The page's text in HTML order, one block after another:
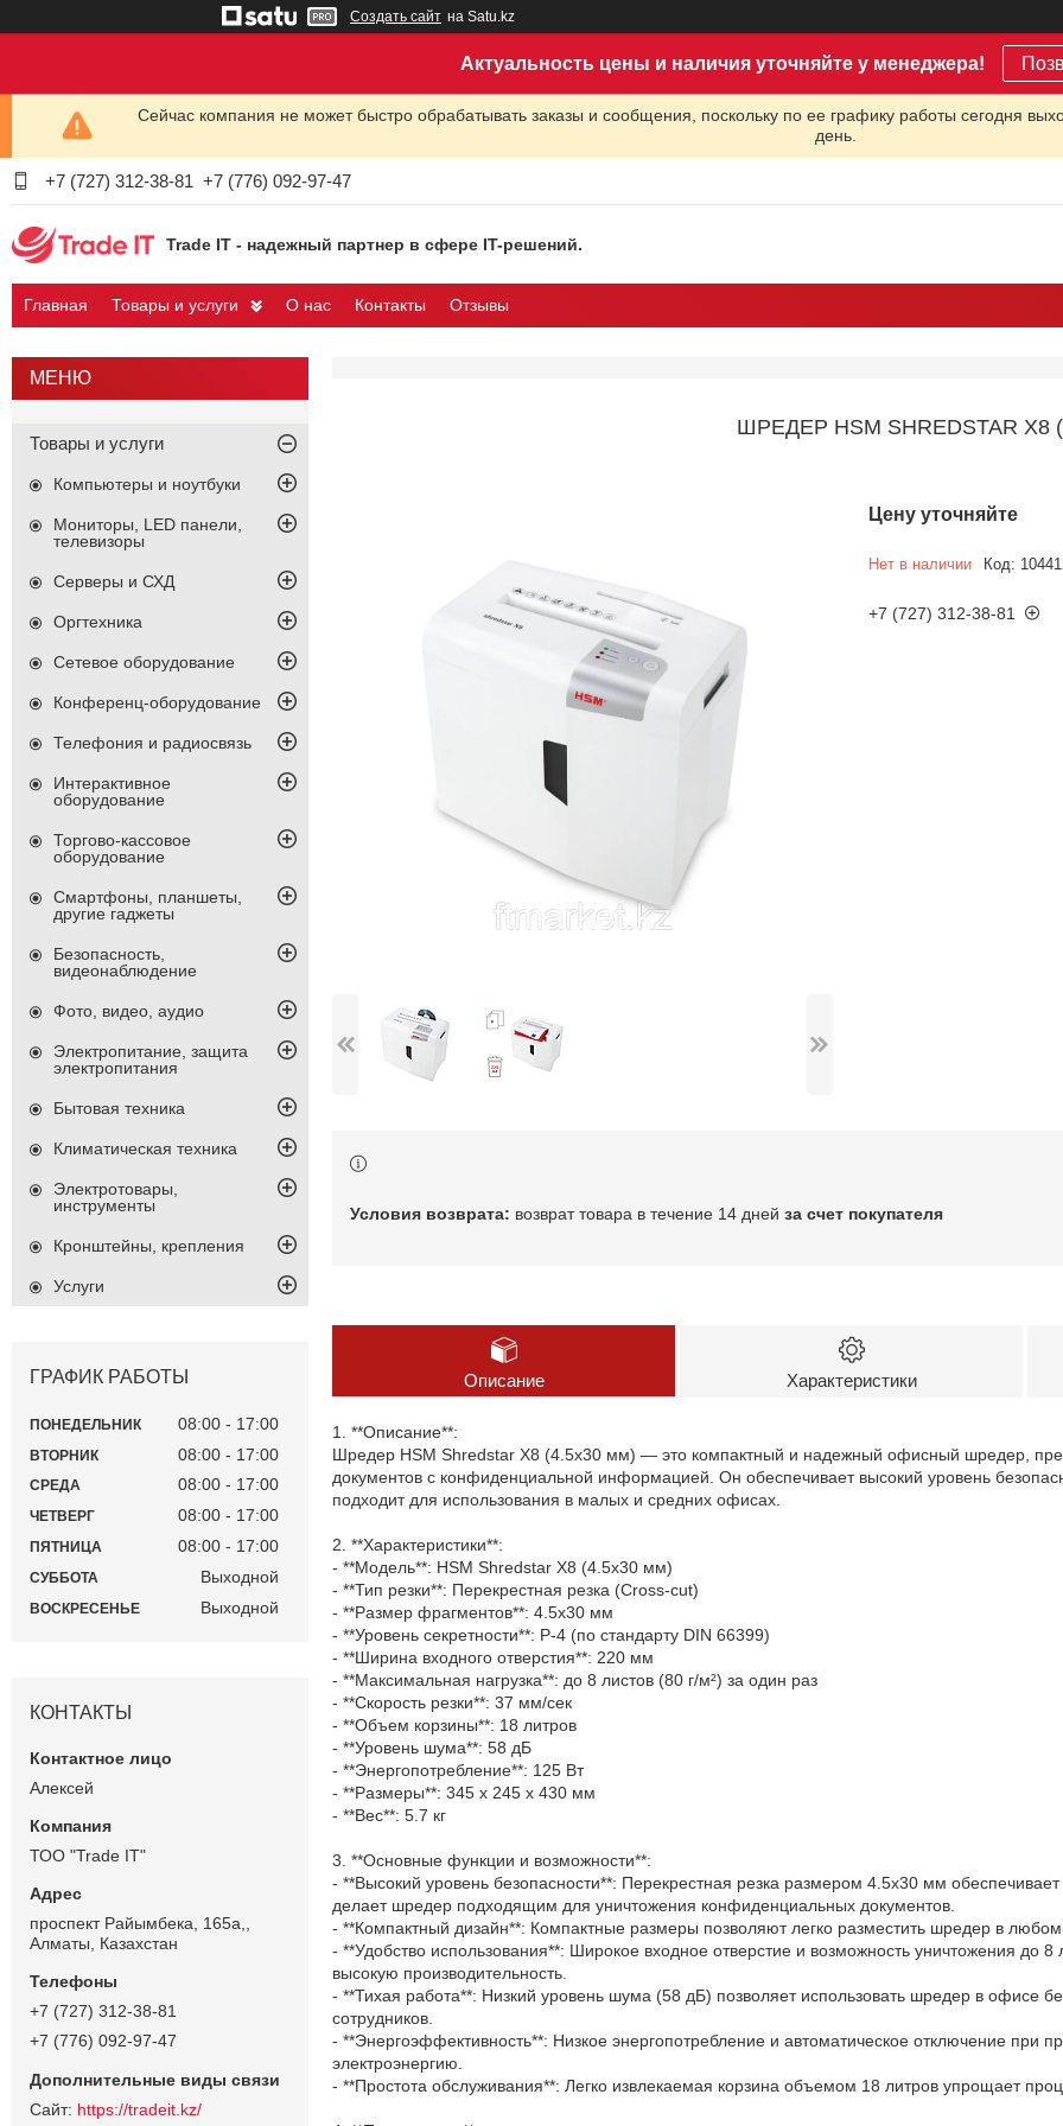
Создать сайт на Satu.kz
Актуальность цены и наличия уточняйте у менеджера!
Сейчас компания не может быстро обрабатывать заказы и сообщения, поскольку по ее графику работы сегодня
день.
+7 (727) 312-38-81 +7 (776) 092-97-47
Trade IT - надежный партнер в сфере IT-решений.
Главная Товары и услуги О нас Контакты Отзывы
ШРЕДЕР HSM SHREDSTAR X8
Цену уточняйте
Нет в наличии Код:
+7 (727) 312-38-81
возврат товара в течение 14 дней за счет покупателя
Описание Характеристики
1. **Описание**:
Шредер HSM Shredstar X8 (4.5x30 мм) — это компактный и надежный офисный шредер,
документов с конфиденциальной информацией. Он обеспечивает высокий уровень
подходит для использования в малых и средних офисах.
2. **Характеристики**:
- **Модель**: HSM Shredstar X8 (4.5x30 мм)
- **Тип резки**: Перекрестная резка (Cross-cut)
- **Размер фрагментов**: 4.5x30 мм
- **Уровень секретности**: P-4 (по стандарту DIN 66399)
- **Ширина входного отверстия**: 220 мм
- **Максимальная нагрузка**: до 8 листов (80 г/м²) за один раз
- **Скорость резки**: 37 мм/сек
- **Объем корзины**: 18 литров
- **Уровень шума**: 58 дБ
- **Энергопотребление**: 125 Вт
- **Размеры**: 345 x 245 x 430 мм
- **Вес**: 5.7 кг
3. **Основные функции и возможности**:
- **Высокий уровень безопасности**: Перекрестная резка размером 4.5x30 мм
делает шредер подходящим для уничтожения конфиденциальных документов.
- **Компактный дизайн**: Компактные размеры позволяют легко разместить шредер в
- **Удобство использования**: Широкое входное отверстие и возможность уничтожения до 8
высокую производительность.
- **Тихая работа**: Низкий уровень шума (58 дБ) позволяет использовать шредер в офисе
сотрудников.
- **Энергоэффективность**: Низкое энергопотребление и автоматическое отключение при
электроэнергию.
- **Простота обслуживания**: Легко извлекаемая корзина объемом 18 литров упрощает
Товары и услуги
Компьютеры и ноутбуки
Мониторы, LED панели,
телевизоры
Серверы и СХД
Оргтехника
Сетевое оборудование
Конференц-оборудование
Телефония и радиосвязь
Интерактивное
оборудование
Торгово-кассовое
оборудование
Смартфоны, планшеты,
другие гаджеты
Безопасность,
видеонаблюдение
Фото, видео, аудио
Электропитание, защита
электропитания
Бытовая техника
Климатическая техника
Электротовары,
инструменты
Кронштейны, крепления
Услуги
ГРАФИК РАБОТЫ
ПОНЕДЕЛЬНИК 08:00 17:00
ВТОРНИК 08:00 17:00
СРЕДА 08:00 17:00
ЧЕТВЕРГ 08:00 17:00
ПЯТНИЦА 08:00 17:00
СУББОТА Выходной
ВОСКРЕСЕНЬЕ Выходной
КОНТАКТЫ
Алексей
ТОО "Trade IT"
проспект Райымбека, 165а,,
Алматы, Казахстан
+7 (727) 312-38-81
+7 (776) 092-97-47
https://tradeit.kz/